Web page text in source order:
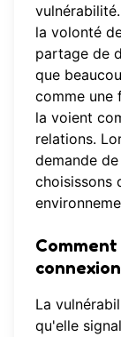
la volonté
partage de
que
comme une
la voient
relations.
demande
choisissons
La
qu'elle